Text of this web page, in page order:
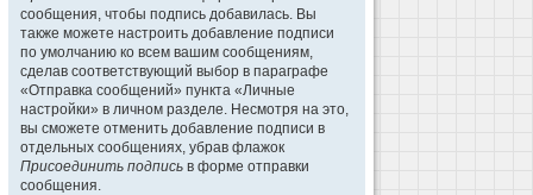
сообщения, чтобы подпись добавилась. Вы
также можете настроить добавление подписи
по умолчанию ко всем вашим сообщениям,
сделав соответствующий выбор в параграфе
«Отправка сообщений» пункта «Личные
настройки» в личном разделе. Несмотря на это,
вы сможете отменить добавление подписи в
отдельных сообщениях, убрав флажок
Присоединить подпись в форме отправки
сообщения.